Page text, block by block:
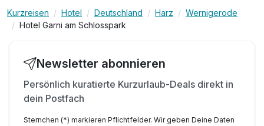
Kurzreisen Hotel Deutschland Harz
Wernigerode
Hotel Garni am Schlosspark
Newsletter abonnieren
Persönlich kuratierte Kurzurlaub-Deals direkt in
dein Postfach
Sternchen (*) markieren Pflichtfelder. Wir geben Deine Daten